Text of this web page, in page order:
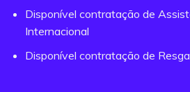
Disponível contratação de
Internacional
Disponível contratação de